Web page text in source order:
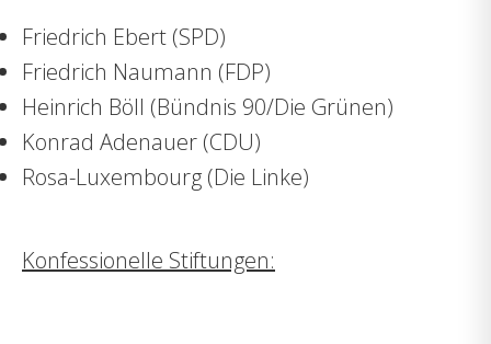
Friedrich Ebert (SPD)
Friedrich Naumann (FDP)
Heinrich Böll (Bündnis 90/Die Grünen)
Konrad Adenauer (CDU)
Rosa-Luxembourg (Die Linke)
Konfessionelle Stiftungen: